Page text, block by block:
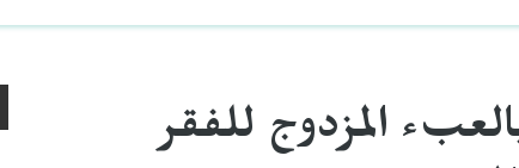
المزدوج للفقر